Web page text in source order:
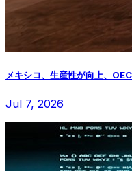
メキシコ、生産性が向上、
Jul 7, 2026